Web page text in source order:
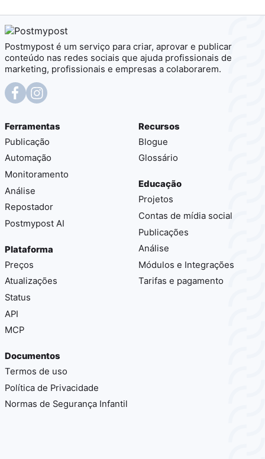
Postmypost é um serviço para criar, aprovar e publicar
conteúdo nas redes sociais que ajuda profissionais de
marketing, profissionais e empresas a colaborarem.
Ferramentas
Publicação
Automação
Monitoramento
Análise
Repostador
Postmypost AI
Plataforma
Preços
Atualizações
Status
API
MCP
Recursos
Blogue
Glossário
Educação
Projetos
Contas de mídia social
Publicações
Análise
Módulos e Integrações
Tarifas e pagamento
Documentos
Termos de uso
Política de Privacidade
Normas de Segurança Infantil